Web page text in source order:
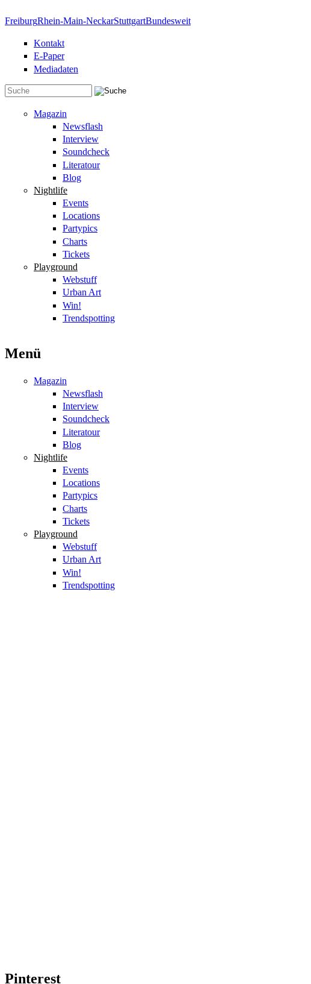
FreiburgRhein-Main-NeckarStuttgartBundesweit
Kontakt
E-Paper
Mediadaten
Magazin
Newsflash
Interview
Soundcheck
Literatour
Blog
Nightlife
Events
Locations
Partypics
Charts
Tickets
Playground
Webstuff
Urban Art
Win!
Trendspotting
Menü
Magazin
Newsflash
Interview
Soundcheck
Literatour
Blog
Nightlife
Events
Locations
Partypics
Charts
Tickets
Playground
Webstuff
Urban Art
Win!
Trendspotting
Pinterest